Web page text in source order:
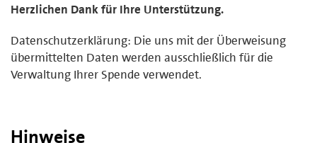
Herzlichen Dank für Ihre Unterstützung.
Datenschutzerklärung: Die uns mit der Überweisung
übermittelten Daten werden ausschließlich für die
Verwaltung Ihrer Spende verwendet.
Hinweise